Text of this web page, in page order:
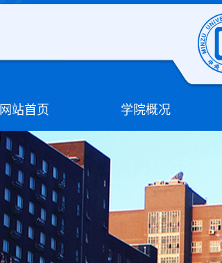
网站首页 学院概况